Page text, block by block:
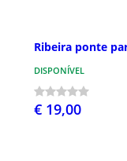
Ribeira ponte
DISPONÍVEL
€ 19,00